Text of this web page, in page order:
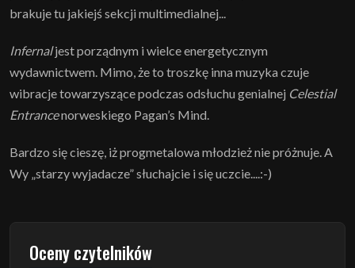
brakuje tu jakiejś sekcji multimedialnej...
Infernaljest porządnym i wielce energetycznym
wydawnictwem. Mimo, że to troszkę inna muzyka czuje
wibracje towarzyszące podczas odsłuchu genialnej Celestial
Entrancenorweskiego Pagan’s Mind.
Bardzo się cieszę, iż progmetalowa młodzież nie próżnuje. A
Wy „starzy wyjadacze” słuchajcie i się uczcie....:-)
Oceny czytelników